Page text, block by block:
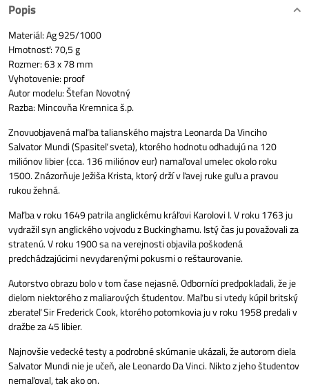
Popis
Materiál: Ag 925/1000
Hmotnosť: 70,5 g
Rozmer: 63 x 78 mm
Vyhotovenie: proof
Autor modelu: Štefan Novotný
Razba: Mincovňa Kremnica š.p.
Znovuobjavená maľba talianského majstra Leonarda Da Vinciho
Salvator Mundi (Spasiteľ sveta), ktorého hodnotu odhadujú na 120
miliónov libier (cca. 136 miliónov eur) namaľoval umelec okolo roku
1500. Znázorňuje Ježiša Krista, ktorý drží v ľavej ruke guľu a pravou
rukou žehná.
Maľba v roku 1649 patrila anglickému kráľovi Karolovi I. V roku 1763 ju
vydražil syn anglického vojvodu z Buckinghamu. Istý čas ju považovali za
stratenú. V roku 1900 sa na verejnosti objavila poškodená
predchádzajúcimi nevydarenými pokusmi o reštaurovanie.
Autorstvo obrazu bolo v tom čase nejasné. Odborníci predpokladali, že je
dielom niektorého z maliarových študentov. Maľbu si vtedy kúpil britský
zberateľ Sir Frederick Cook, ktorého potomkovia ju v roku 1958 predali v
dražbe za 45 libier.
Najnovšie vedecké testy a podrobné skúmanie ukázali, že autorom diela
Salvator Mundi nie je učeň, ale Leonardo Da Vinci. Nikto z jeho študentov
nemaľoval, tak ako on.